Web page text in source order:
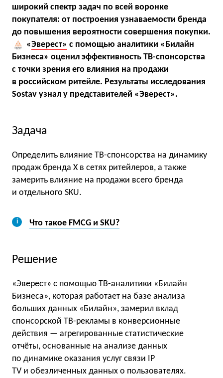
широкий спектр задач по всей воронке
покупателя: от построения узнаваемости бренда
до повышения вероятности совершения покупки.
«Эверест» с помощью аналитики «Билайн
Бизнеса» оценил эффективность ТВ-спонсорства
с точки зрения его влияния на продажи
в российском ритейле. Результаты исследования
Sostav узнал у представителей «Эверест».
Задача
Определить влияние ТВ-спонсорства на динамику
продаж бренда Х в сетях ритейлеров, а также
замерить влияние на продажи всего бренда
и отдельного SKU.
Что такое FMCG и SKU?
Решение
«Эверест» с помощью ТВ-аналитики «Билайн
Бизнеса», которая работает на базе анализа
больших данных «Билайн», замерил вклад
спонсорской ТВ-рекламы в конверсионные
действия — агрегированные статистические
отчёты, основанные на анализе данных
по динамике оказания услуг связи IP
TV и обезличенных данных о пользователях.